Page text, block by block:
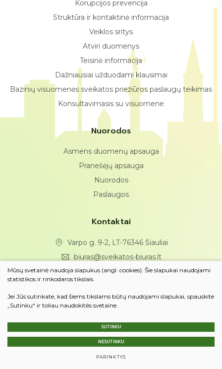
Korupcijos prevencija
Struktūra ir kontaktinė informacija
Veiklos sritys
Atviri duomenys
Teisinė informacija
Dažniausiai užduodami klausimai
Bazinių visuomenės sveikatos priežiūros paslaugų teikimas
Konsultavimasis su visuomene
Nuorodos
Asmens duomenų apsauga
Pranešėjų apsauga
Nuorodos
Paslaugos
Kontaktai
Varpo g. 9-2, LT-76346 Šiauliai
biuras@sveikatos-biuras.lt
(0 41) 43 25 49
Susisiekite
© 2023 Visos teisės saugomos
Slapukų parinktys
Duomenų apsauga
Sukurta:TEXUS
Mūsų svetainė naudoja slapukus (angl. cookies). Šie slapukai naudojami
statistikos ir rinkodaros tikslais.
Jei Jūs sutinkate, kad šiems tikslams būtų naudojami slapukai, spauskite
„Sutinku“ ir toliau naudokitės svetaine.
SUTINKU
NESUTINKU
PARINKTYS